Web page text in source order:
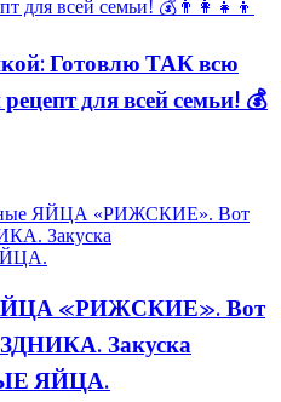
Готовлю ТАК всю
для всей семьи! 💰
«РИЖСКИЕ». Вот
Закуска
ЯЙЦА.